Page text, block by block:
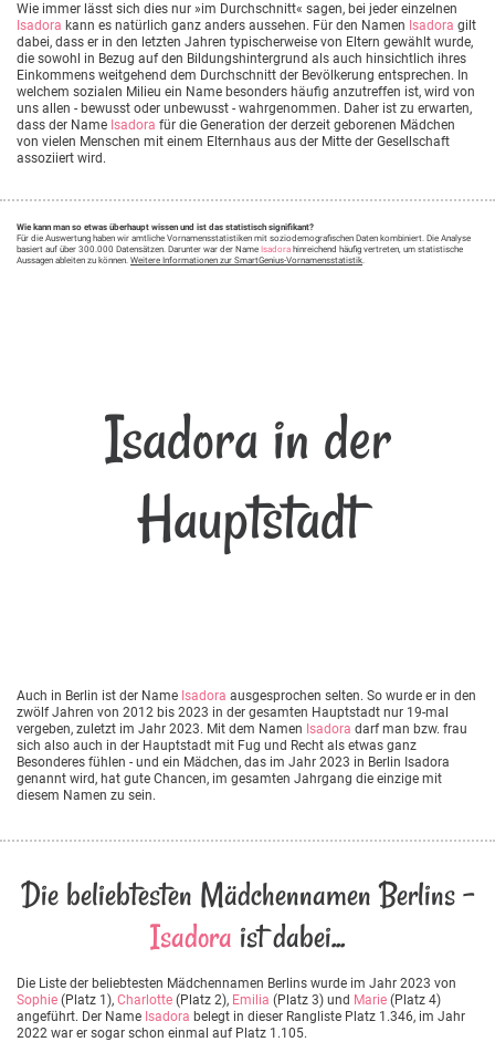
Wie immer lässt sich dies nur »im Durchschnitt« sagen, bei jeder einzelnen
Isadora kann es natürlich ganz anders aussehen. Für den Namen Isadora gilt
dabei, dass er in den letzten Jahren typischerweise von Eltern gewählt wurde,
die sowohl in Bezug auf den Bildungshintergrund als auch hinsichtlich ihres
Einkommens weitgehend dem Durchschnitt der Bevölkerung entsprechen. In
welchem sozialen Milieu ein Name besonders häufig anzutreffen ist, wird von
uns allen - bewusst oder unbewusst - wahrgenommen. Daher ist zu erwarten,
dass der Name Isadora für die Generation der derzeit geborenen Mädchen
von vielen Menschen mit einem Elternhaus aus der Mitte der Gesellschaft
assoziiert wird.
Wie kann man so etwas überhaupt wissen und ist das statistisch signifikant?
Für die Auswertung haben wir amtliche Vornamensstatistiken mit soziodemografischen Daten kombiniert. Die Analyse
basiert auf über 300.000 Datensätzen. Darunter war der Name Isadora hinreichend häufig vertreten, um statistische
Aussagen ableiten zu können. Weitere Informationen zur SmartGenius-Vornamensstatistik.
Isadora in der
Hauptstadt
Auch in Berlin ist der Name Isadora ausgesprochen selten. So wurde er in den
zwölf Jahren von 2012 bis 2023 in der gesamten Hauptstadt nur 19-mal
vergeben, zuletzt im Jahr 2023. Mit dem Namen Isadora darf man bzw. frau
sich also auch in der Hauptstadt mit Fug und Recht als etwas ganz
Besonderes fühlen - und ein Mädchen, das im Jahr 2023 in Berlin Isadora
genannt wird, hat gute Chancen, im gesamten Jahrgang die einzige mit
diesem Namen zu sein.
Die beliebtesten Mädchennamen Berlins -
Isadora ist dabei...
Die Liste der beliebtesten Mädchennamen Berlins wurde im Jahr 2023 von
Sophie (Platz 1), Charlotte (Platz 2), Emilia (Platz 3) und Marie (Platz 4)
angeführt. Der Name Isadora belegt in dieser Rangliste Platz 1.346, im Jahr
2022 war er sogar schon einmal auf Platz 1.105.